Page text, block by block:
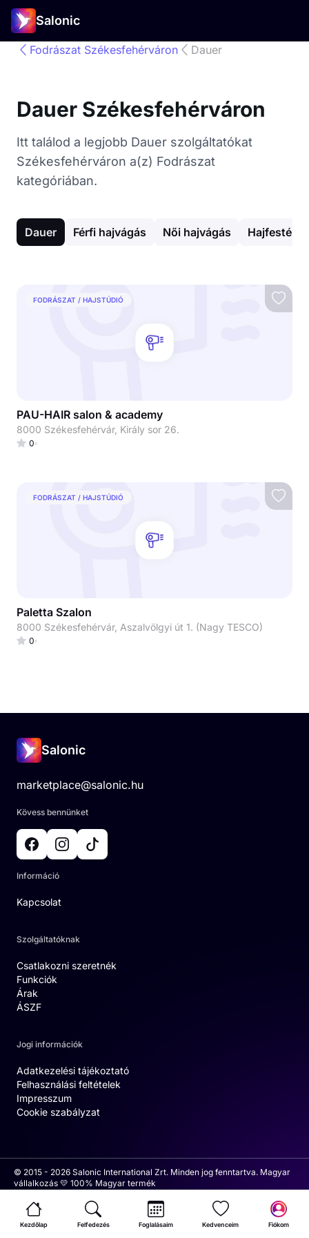
Salonic
Fodrászat Székesfehérváron Dauer
Dauer Székesfehérváron
Itt találod a legjobb Dauer szolgáltatókat
Székesfehérváron a(z) Fodrászat
kategóriában.
Dauer Férfi hajvágás Női hajvágás Hajfestés
FODRÁSZAT / HAJSTÚDIÓ
PAU-HAIR salon & academy
8000 Székesfehérvár, Király sor 26.
0
FODRÁSZAT / HAJSTÚDIÓ
Paletta Szalon
8000 Székesfehérvár, Aszalvölgyi út 1. (Nagy TESCO)
0
Salonic
marketplace@salonic.hu
Kövess bennünket
Információ
Kapcsolat
Szolgáltatóknak
Csatlakozni szeretnék
Funkciók
Árak
ÁSZF
Jogi információk
Adatkezelési tájékoztató
Felhasználási feltételek
Impresszum
Cookie szabályzat
© 2015 - 2026 Salonic International Zrt. Minden jog fenntartva. Magyar
vállalkozás 💛 100% Magyar termék
Kezdőlap Felfedezés Foglalásaim Kedvenceim Fiókom